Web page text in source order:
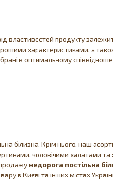
властивостей продукту
характеристиками, а
в оптимальному
білизна. Крім нього, наш
чоловічими халатами та
недорога постільна
в Києві та інших містах